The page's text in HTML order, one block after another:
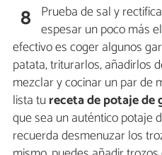
8 Prueba de sal y
espesar un poco más
efectivo es coger algunos
patata, triturarlos, añadirlos
mezclar y cocinar un par de
lista tureceta de potaje de
que sea un auténtico potaje
recuerda desmenuzar los